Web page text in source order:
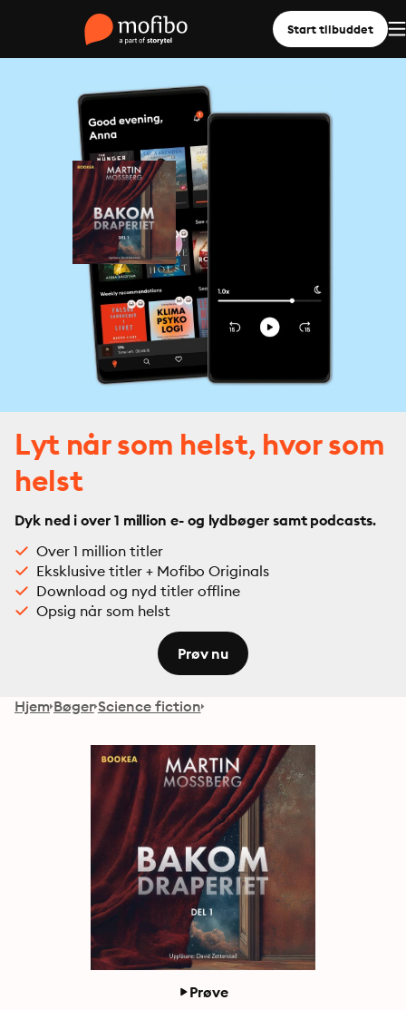
Start tilbuddet
Lyt når som helst, hvor som
helst
Dyk ned i over 1 million e- og lydbøger samt podcasts.
Over 1 million titler
Eksklusive titler + Mofibo Originals
Download og nyd titler offline
Opsig når som helst
Prøv nu
Hjem Bøger Science fiction
Prøve